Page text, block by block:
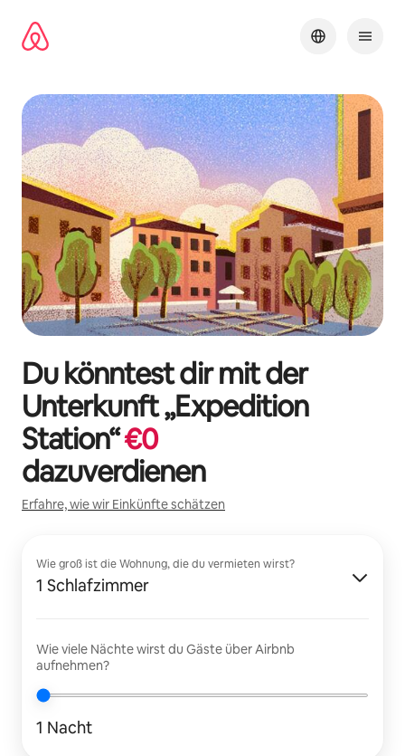
Inhalten
springen
Du könntest dir mit der
Unterkunft „Expedition
Station“€0
dazuverdienen
Erfahre, wie wir Einkünfte schätzen
Wie groß ist die Wohnung, die du vermieten wirst?
1 Schlafzimmer
Wie viele Nächte wirst du Gäste über Airbnb
aufnehmen?
1 Nacht